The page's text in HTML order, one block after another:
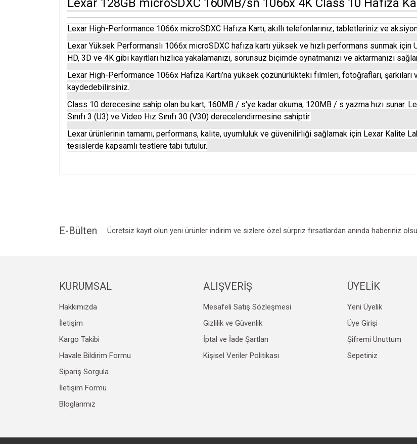
Lexar High-Performance 1066x microSDXC Hafıza Kartı, akıllı telefonlarınız, tabletleriniz ve aksiyon
Lexar Yüksek Performanslı 1066x microSDXC hafıza kartı yüksek ve hızlı performans sunmak
HD, 3D ve 4K gibi kayıtları hızlıca yakalamanızı, sorunsuz biçimde oynatmanızı ve aktarmanızı
Lexar High-Performance 1066x Hafıza Kartı’na yüksek çözünürlükteki filmleri, fotoğrafları, şarkıları
kaydedebilirsiniz.
Class 10 derecesine sahip olan bu kart, 160MB / s'ye kadar okuma, 120MB / s yazma hızı sunar.
Sınıfı 3 (U3) ve Video Hız Sınıfı 30 (V30) derecelendirmesine sahiptir.
Lexar ürünlerinin tamamı, performans, kalite, uyumluluk ve güvenilirliği sağlamak için Lexar Kalite
tesislerde kapsamlı testlere tabi tutulur.
Ürün bilgilerinde hatalar bulunuyor.
Gönder
E-Bülten Ücretsiz kayıt olun yeni ürünler indirim ve sizlere özel sürpriz fırsatlardan anında haberiniz
KURUMSAL
Hakkımızda
İletişim
Kargo Takibi
Havale Bildirim Formu
Sipariş Sorgula
İletişim Formu
Bloglarımız
ALIŞVERİŞ
Mesafeli Satış Sözleşmesi
Gizlilik ve Güvenlik
İptal ve İade Şartları
Kişisel Veriler Politikası
ÜYELİK
Yeni Üyelik
Üye Girişi
Şifremi Unuttum
Sepetiniz